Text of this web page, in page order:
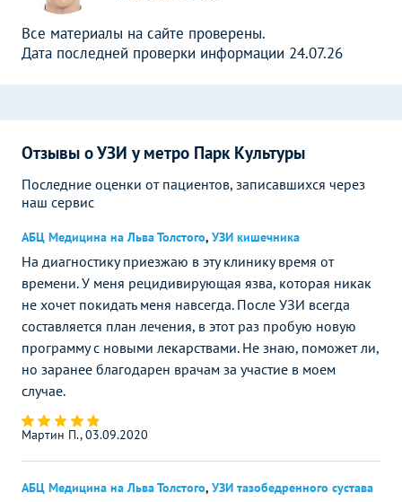
Все материалы на сайте проверены.
Дата последней проверки информации 24.07.26
Отзывы о УЗИ у метро Парк Культуры
Последние оценки от пациентов, записавшихся через
наш сервис
АБЦ Медицина на Льва Толстого, УЗИ кишечника
На диагностику приезжаю в эту клинику время от
времени. У меня рецидивирующая язва, которая никак
не хочет покидать меня навсегда. После УЗИ всегда
составляется план лечения, в этот раз пробую новую
программу с новыми лекарствами. Не знаю, поможет ли,
но заранее благодарен врачам за участие в моем
случае.
Мартин П., 03.09.2020
АБЦ Медицина на Льва Толстого, УЗИ тазобедренного сустава